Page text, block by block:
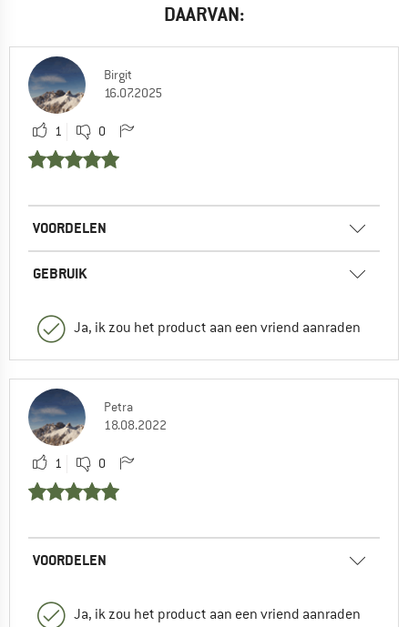
DAARVAN:
Birgit
16.07.2025
1 0
VOORDELEN
GEBRUIK
Ja, ik zou het product aan een vriend aanraden
Petra
18.08.2022
1 0
VOORDELEN
Ja, ik zou het product aan een vriend aanraden